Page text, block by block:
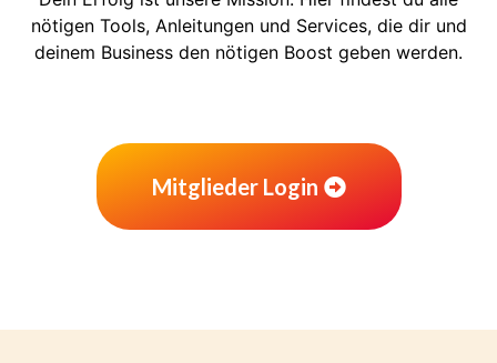
nötigen Tools, Anleitungen und Services, die dir und
deinem Business den nötigen Boost geben werden.
Mitglieder Login